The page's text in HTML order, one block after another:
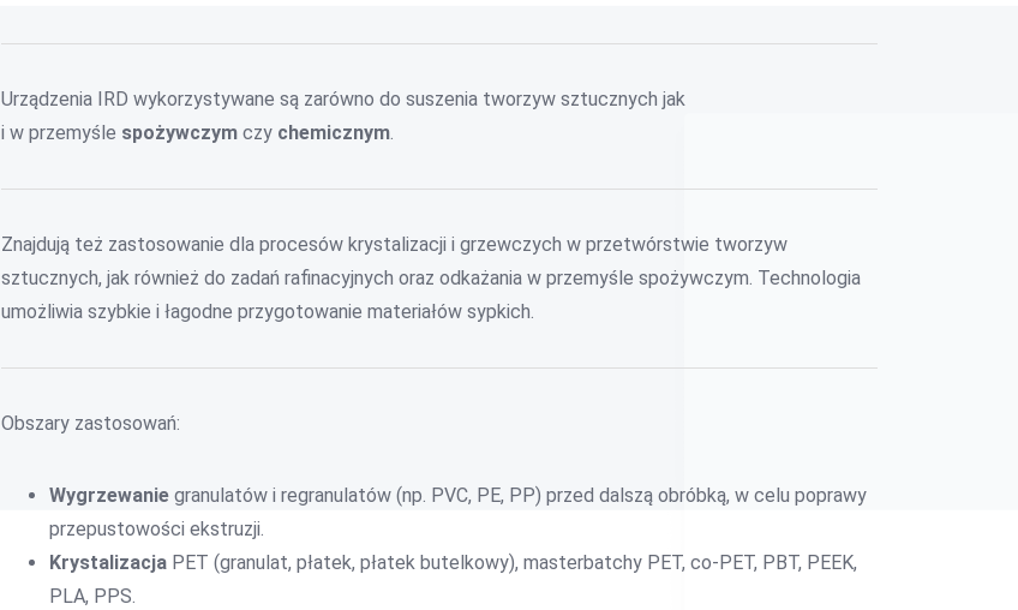
Urządzenia IRD wykorzystywane są zarówno do suszenia tworzyw sztucznych jak
i w przemyśle spożywczym czy chemicznym.
Znajdują też zastosowanie dla procesów krystalizacji i grzewczych w przetwórstwie tworzyw
sztucznych, jak również do zadań rafinacyjnych oraz odkażania w przemyśle spożywczym. Technologia
umożliwia szybkie i łagodne przygotowanie materiałów sypkich.
Obszary zastosowań:
Wygrzewanie granulatów i regranulatów (np. PVC, PE, PP) przed dalszą obróbką, w celu poprawy
przepustowości ekstruzji.
Krystalizacja PET (granulat, płatek, płatek butelkowy), masterbatchy PET, co-PET, PBT, PEEK,
PLA, PPS.